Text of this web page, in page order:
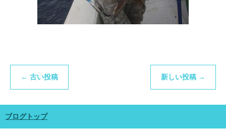
← 古い投稿 新しい投稿 →
ブログトップ